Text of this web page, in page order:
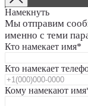
Намекнуть
Мы отправим
именно с теми
Кто намекает имя*
Кто намекает
Кому намекают